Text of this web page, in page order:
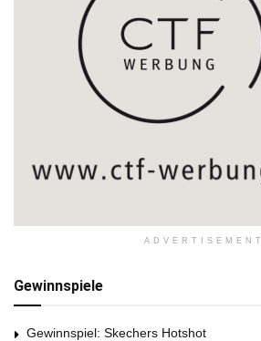
ADVERTISEMENT
Gewinnspiele
Gewinnspiel: Skechers Hotshot